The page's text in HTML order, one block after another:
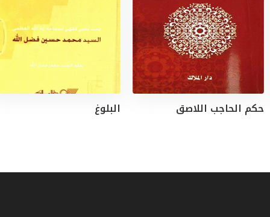
حكم الحاجب اللاصق البلوغ